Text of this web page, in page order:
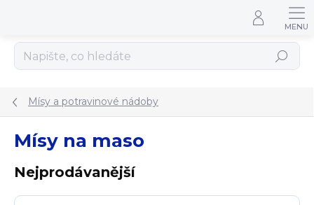
Hledat
Mísy a potravinové nádoby
Mísy na maso
Nejprodávanější